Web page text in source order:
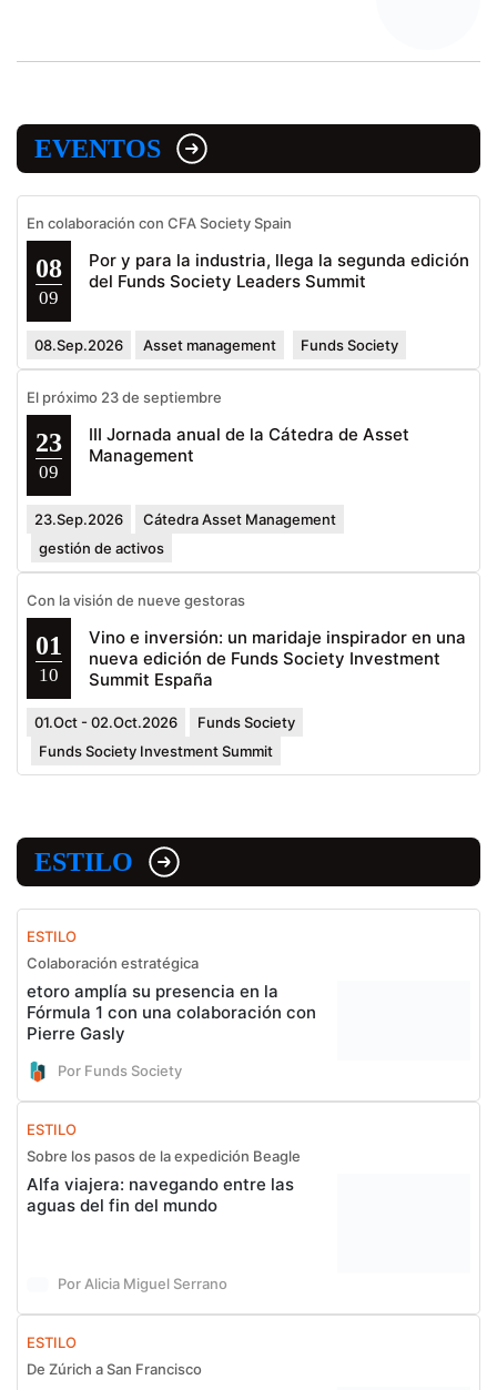
EVENTOS
En colaboración con CFA Society Spain
08
09
Por y para la industria, llega la segunda edición
del Funds Society Leaders Summit
08.Sep.2026 Asset management Funds Society
El próximo 23 de septiembre
23
09
III Jornada anual de la Cátedra de Asset
Management
23.Sep.2026
Cátedra Asset Management
gestión de activos
Con la visión de nueve gestoras
01
10
Vino e inversión: un maridaje inspirador en una
nueva edición de Funds Society Investment
Summit España
01.Oct - 02.Oct.2026
Funds Society
Funds Society Investment Summit
ESTILO
ESTILO
Colaboración estratégica
etoro amplía su presencia en la
Fórmula 1 con una colaboración con
Pierre Gasly
Por Funds Society
ESTILO
Sobre los pasos de la expedición Beagle
Alfa viajera: navegando entre las
aguas del fin del mundo
Por Alicia Miguel Serrano
ESTILO
De Zúrich a San Francisco